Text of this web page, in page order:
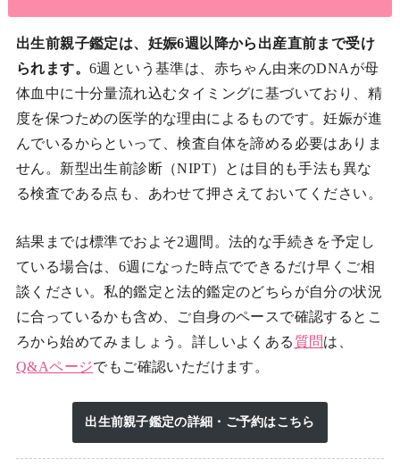
出生前親子鑑定は、妊娠6週以降から出産直前まで受け
られます。 6週という基準は、赤ちゃん由来のDNAが母
体血中に十分量流れ込むタイミングに基づいており、精
度を保つための医学的な理由によるものです。妊娠が進
んでいるからといって、検査自体を諦める必要はありま
せん。新型出生前診断（NIPT）とは目的も手法も異な
る検査である点も、あわせて押さえておいてください。
結果までは標準でおよそ2週間。法的な手続きを予定し
ている場合は、6週になった時点でできるだけ早くご相
談ください。私的鑑定と法的鑑定のどちらが自分の状況
に合っているかも含め、ご自身のペースで確認するとこ
ろから始めてみましょう。詳しいよくある 質問は、
Q&Aページでもご確認いただけます。
出生前親子鑑定の詳細・ご予約はこちら